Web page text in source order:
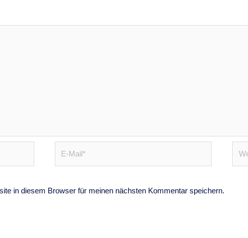
Mail*
in diesem Browser für meinen nächsten Kommentar speichern.